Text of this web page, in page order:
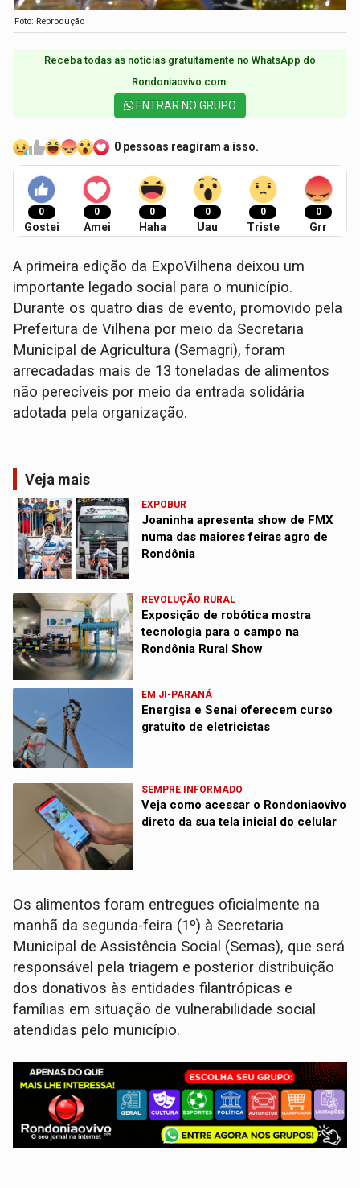
Foto: Reprodução
Receba todas as notícias gratuitamente no WhatsApp do
Rondoniaovivo.com.​
ENTRAR NO GRUPO
0 pessoas reagiram a isso.
0
Gostei
0
Amei
0
Haha
0
Uau
0
Triste
0
Grr
A primeira edição da ExpoVilhena deixou um
importante legado social para o município.
Durante os quatro dias de evento, promovido pela
Prefeitura de Vilhena por meio da Secretaria
Municipal de Agricultura (Semagri), foram
arrecadadas mais de 13 toneladas de alimentos
não perecíveis por meio da entrada solidária
adotada pela organização.
Veja mais
EXPOBUR
Joaninha apresenta show de FMX
numa das maiores feiras agro de
Rondônia
REVOLUÇÃO RURAL
Exposição de robótica mostra
tecnologia para o campo na
Rondônia Rural Show
EM JI-PARANÁ
Energisa e Senai oferecem curso
gratuito de eletricistas
SEMPRE INFORMADO
Veja como acessar o Rondoniaovivo
direto da sua tela inicial do celular
Os alimentos foram entregues oficialmente na
manhã da segunda-feira (1º) à Secretaria
Municipal de Assistência Social (Semas), que será
responsável pela triagem e posterior distribuição
dos donativos às entidades filantrópicas e
famílias em situação de vulnerabilidade social
atendidas pelo município.